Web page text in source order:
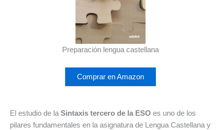
Preparación lengua castellana
Comprar en Amazon
El estudio de laSintaxis tercero de la ESO es uno de los
pilares fundamentales en la asignatura de Lengua Castellana y